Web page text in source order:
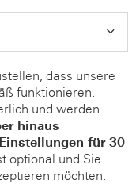
dass unsere
funktionieren.
und werden
hinaus
für 30
optional und Sie
möchten.